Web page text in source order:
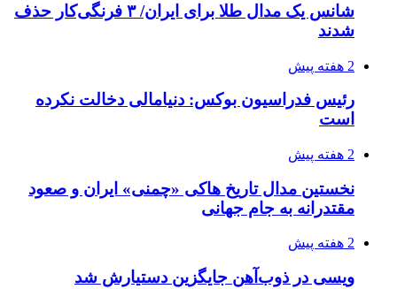
شانس یک مدال طلا برای ایران/ ۳ فرنگی‌کار حذف
شدند
2 هفته پیش
رئیس فدراسیون بوکس: دنیامالی دخالت نکرده
است
2 هفته پیش
نخستین مدال تاریخ هاکی «چمنی» ایران و صعود
مقتدرانه به جام جهانی
2 هفته پیش
ویسی در ذوب‌آهن جایگزین دستیارش شد